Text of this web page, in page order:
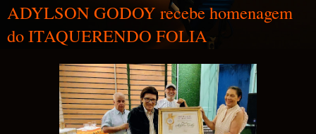
ADYLSON GODOY recebe homenagem
do ITAQUERENDO FOLIA